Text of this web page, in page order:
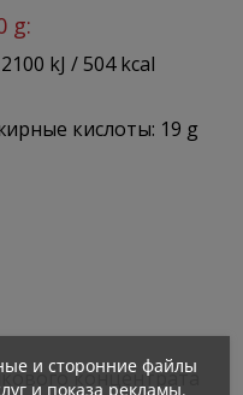
g:
kJ / 504 kcal
кислоты: 19 g
концентрата
и сторонние файлы
и показа рекламы,